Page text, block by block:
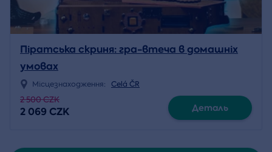
Піратська скриня: гра-втеча в домашніх
умовах
Місцезнаходження: Celá ČR
2 500 CZK
2 069 CZK Деталь